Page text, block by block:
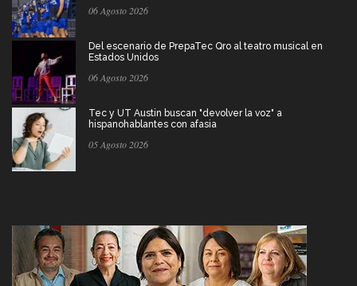
06 Agosto 2026
Del escenario de PrepaTec Qro al teatro musical en
Estados Unidos
06 Agosto 2026
Tec y UT Austin buscan "devolver la voz" a
hispanohablantes con afasia
05 Agosto 2026